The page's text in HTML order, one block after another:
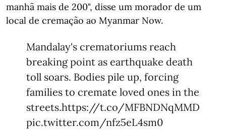
manhã mais de 200", disse um morador de um
local de cremação ao Myanmar Now.
Mandalay's crematoriums reach
breaking point as earthquake death
toll soars. Bodies pile up, forcing
families to cremate loved ones in the
streets.https://t.co/MFBNDNqMMD
pic.twitter.com/nfz5eL4sm0